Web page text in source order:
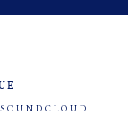
SOUNDCLOUD